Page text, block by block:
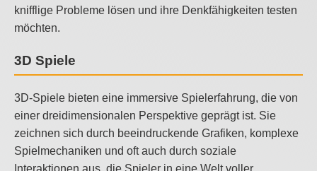
knifflige Probleme lösen und ihre Denkfähigkeiten testen
möchten.
3D Spiele
3D-Spiele bieten eine immersive Spielerfahrung, die von
einer dreidimensionalen Perspektive geprägt ist. Sie
zeichnen sich durch beeindruckende Grafiken, komplexe
Spielmechaniken und oft auch durch soziale
Interaktionen aus, die Spieler in eine Welt voller